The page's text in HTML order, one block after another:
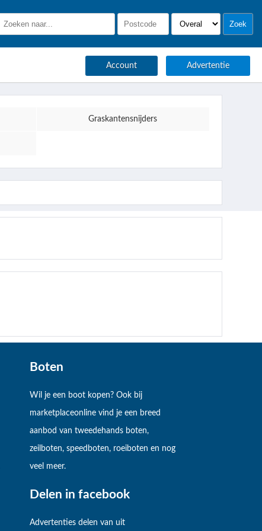
Account Advertentie
Graskantensnijders
Boten
Wil je een boot kopen? Ook bij
marketplaceonline vind je een breed
aanbod van tweedehands boten,
zeilboten, speedboten, roeiboten en nog
veel meer.
Delen in facebook
Advertenties delen van uit